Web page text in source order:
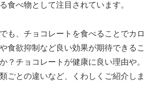
食べ物として注目されています。
も、チョコレートを食べることでカロ
食欲抑制など良い効果が期待できるこ
？チョコレートが健康に良い理由や。
ごとの違いなど、くわしくご紹介しま